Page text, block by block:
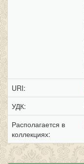
URI:
УДК:
Располагается в
коллекциях: